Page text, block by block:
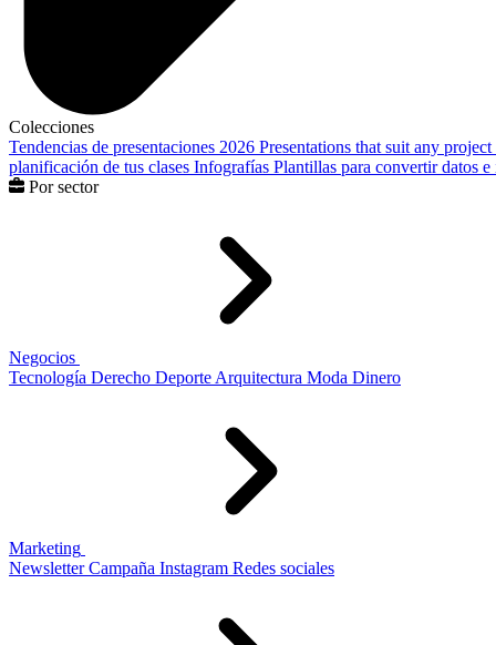
Colecciones
Tendencias de presentaciones 2026 Presentations that suit any project
planificación de tus clases Infografías Plantillas para convertir datos
Por sector
Negocios
Tecnología Derecho Deporte Arquitectura Moda Dinero
Marketing
Newsletter Campaña Instagram Redes sociales